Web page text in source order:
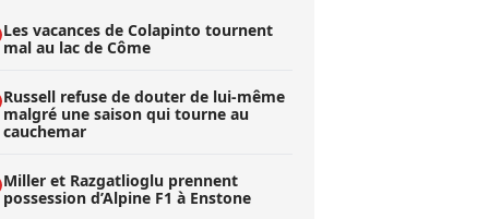
Les vacances de Colapinto tournent
mal au lac de Côme
Russell refuse de douter de lui-même
malgré une saison qui tourne au
cauchemar
Miller et Razgatlioglu prennent
possession d’Alpine F1 à Enstone